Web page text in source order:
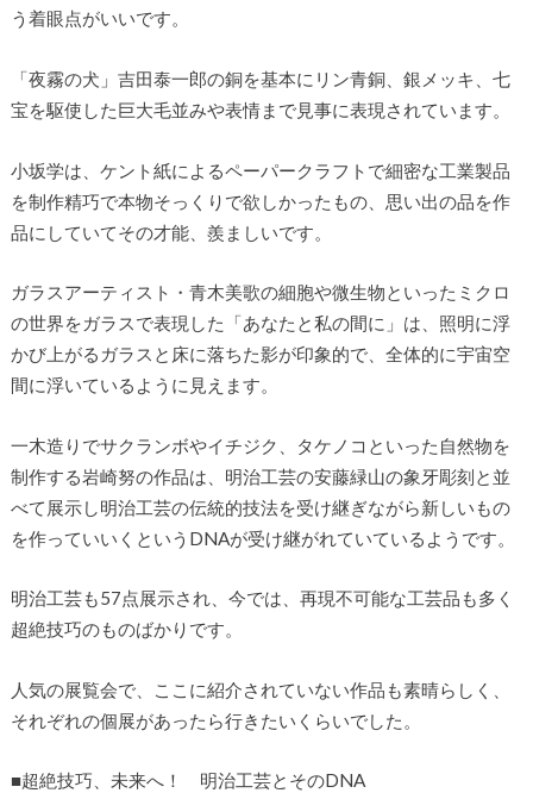
う着眼点がいいです。
「夜霧の犬」吉田泰一郎の銅を基本にリン青銅、銀メッキ、七
宝を駆使した巨大毛並みや表情まで見事に表現されています。
小坂学は、ケント紙によるペーパークラフトで細密な工業製品
を制作精巧で本物そっくりで欲しかったもの、思い出の品を作
品にしていてその才能、羨ましいです。
ガラスアーティスト・青木美歌の細胞や微生物といったミクロ
の世界をガラスで表現した「あなたと私の間に」は、照明に浮
かび上がるガラスと床に落ちた影が印象的で、全体的に宇宙空
間に浮いているように見えます。
一木造りでサクランボやイチジク、タケノコといった自然物を
制作する岩崎努の作品は、明治工芸の安藤緑山の象牙彫刻と並
べて展示し明治工芸の伝統的技法を受け継ぎながら新しいもの
を作っていいくというDNAが受け継がれていているようです。
明治工芸も57点展示され、今では、再現不可能な工芸品も多く
超絶技巧のものばかりです。
人気の展覧会で、ここに紹介されていない作品も素晴らしく、
それぞれの個展があったら行きたいくらいでした。
■超絶技巧、未来へ！ 明治工芸とそのDNA